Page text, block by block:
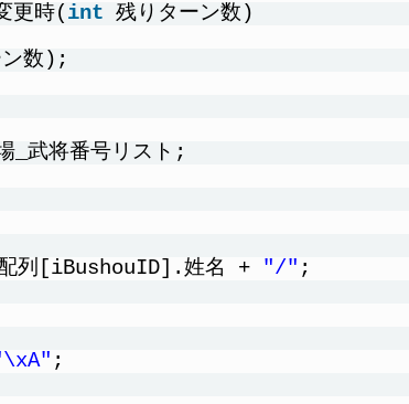
更時(int 残りターン数)
数);
武将番号リスト;
配列[iBushouID].姓名 + "/" ;
;